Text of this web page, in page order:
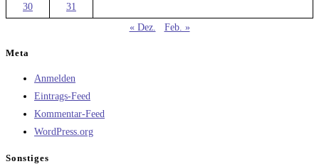
30
31
« Dez.
Feb. »
Meta
Anmelden
Eintrags-Feed
Kommentar-Feed
WordPress.org
Sonstiges